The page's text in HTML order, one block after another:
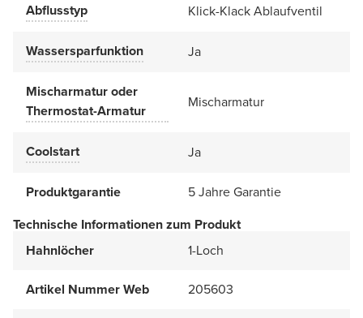
Abflusstyp Klick-Klack Ablaufventil
Wassersparfunktion Ja
Mischarmatur oder
Thermostat-Armatur
Mischarmatur
Coolstart Ja
Produktgarantie
5 Jahre Garantie
Technische Informationen zum Produkt
Hahnlöcher
1-Loch
Artikel Nummer Web 205603